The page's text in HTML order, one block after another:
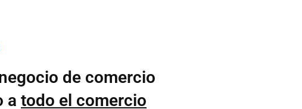
de comercio
a todo el comercio